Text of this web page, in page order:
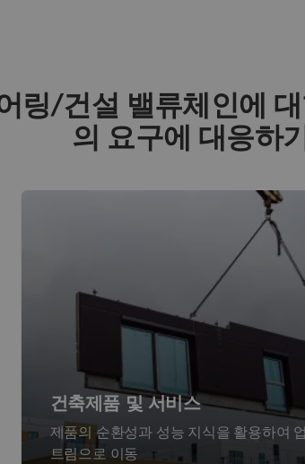
링/건설 밸류체인에
의 요구에 대응하기
건축제품 및 서비스
제품의 순환성과 성능 지식을 활용하여
트림으로 이동